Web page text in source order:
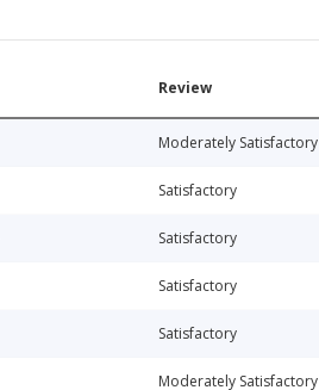
Review
Moderately Satisfactory
Satisfactory
Satisfactory
Satisfactory
Satisfactory
Moderately Satisfactory